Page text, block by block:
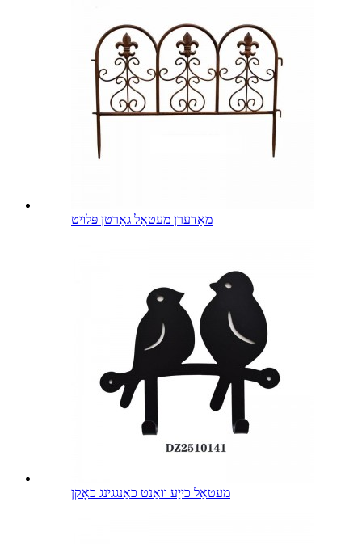
מאָדערן מעטאַל גאָרטן פּלויט
מעטאַל כייַע וואַנט כאַנגגינג כאָקן